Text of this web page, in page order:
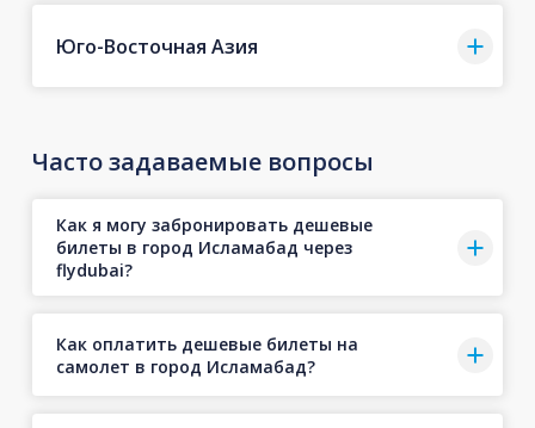
Юго-Восточная Азия
Часто задаваемые вопросы
Как я могу забронировать дешевые
билеты в город Исламабад через
flydubai?
Как оплатить дешевые билеты на
самолет в город Исламабад?